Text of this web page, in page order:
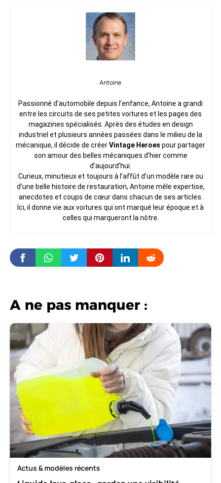
Antoine
Passionné d’automobile depuis l’enfance, Antoine a grandi
entre les circuits de ses petites voitures et les pages des
magazines spécialisés. Après des études en design
industriel et plusieurs années passées dans le milieu de la
mécanique, il décide de créerVintage Heroes pour partager
son amour des belles mécaniques d’hier comme
d’aujourd’hui.
Curieux, minutieux et toujours à l’affût d’un modèle rare ou
d’une belle histoire de restauration, Antoine mêle expertise,
anecdotes et coups de cœur dans chacun de ses articles.
Ici, il donne vie aux voitures qui ont marqué leur époque et à
celles qui marqueront la nôtre.
A ne pas manquer :
Actus & modèles récents